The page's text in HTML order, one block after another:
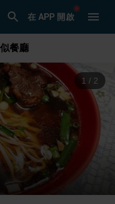
在 APP 開啟
餐廳
2 / 2